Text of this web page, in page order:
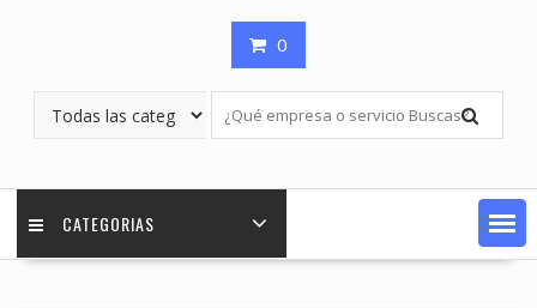
0
CATEGORIAS